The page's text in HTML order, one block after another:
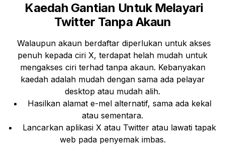
Kaedah Gantian Untuk Melayari
Twitter Tanpa Akaun
Walaupun akaun berdaftar diperlukan untuk akses
penuh kepada ciri X, terdapat helah mudah untuk
mengakses ciri terhad tanpa akaun. Kebanyakan
kaedah adalah mudah dengan sama ada pelayar
desktop atau mudah alih.
Hasilkan alamat e-mel alternatif, sama ada kekal
atau sementara.
Lancarkan aplikasi X atau Twitter atau lawati tapak
web pada penyemak imbas.